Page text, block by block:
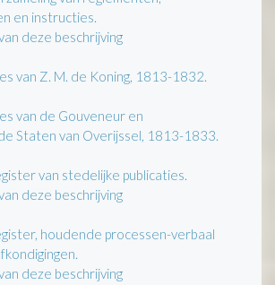
en instructies.
deze beschrijving
van Z. M. de Koning, 1813-1832.
van de Gouveneur en
Staten van Overijssel, 1813-1833.
van stedelijke publicaties.
deze beschrijving
houdende processen-verbaal
deze beschrijving